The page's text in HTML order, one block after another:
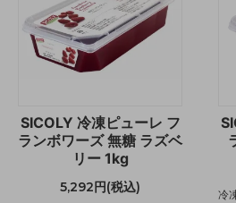
SICOLY 冷凍ピューレ フ
ランボワーズ 無糖 ラズベ
リー 1kg
5,292円(税込)
冷